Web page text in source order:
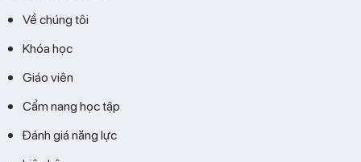
Về chúng tôi
Khóa học
Giáo viên
Cẩm nang học tập
Đánh giá năng lực